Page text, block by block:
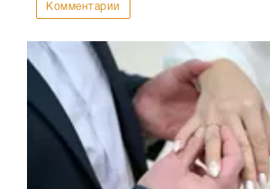
Комментарии